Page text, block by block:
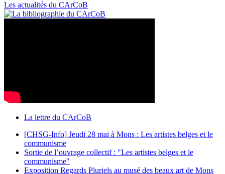
Les actualités du CArCoB
La lettre du CArCoB
[CHSG-Info] Jeudi 28 mai à Mons : Les artistes belges et le
communisme
Sortie de l’ouvrage collectif : "Les artistes belges et le
communisme"
Exposition Regards Pluriels au musé des beaux art de Mons